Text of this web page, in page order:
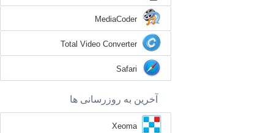
MediaCoder
Total Video Converter
Safari
آخرین به روزرسانی ها
Xeoma